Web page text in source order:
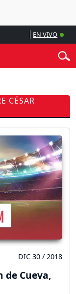
EN VIVO
CÉSAR
DIC 30 / 2018
de Cueva,